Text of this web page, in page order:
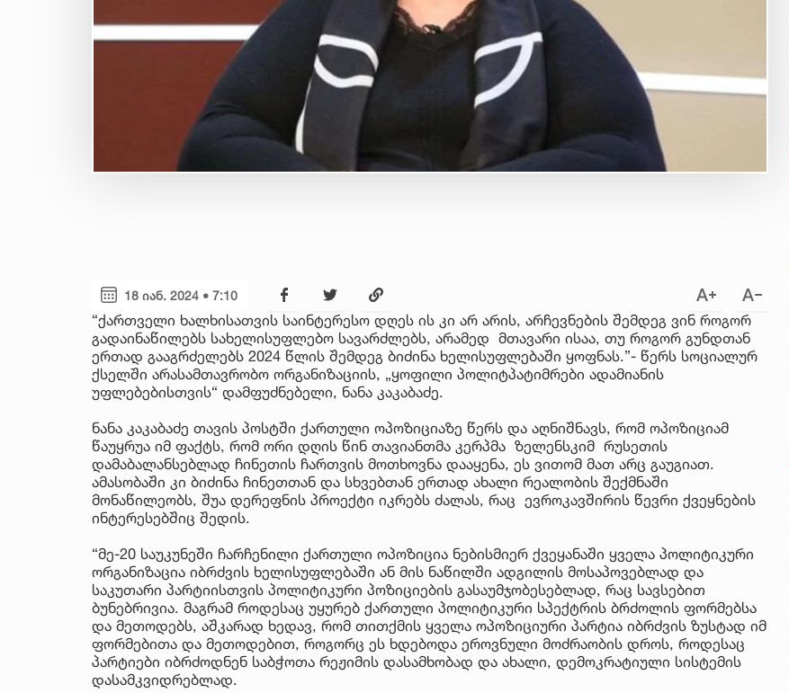
18 იან. 2024 • 7:10
“ქართველი ხალხისათვის საინტერესო დღეს ის კი არ არის, არჩევნების შემდეგ ვინ როგორ
გადაინაწილებს სახელისუფლებო სავარძლებს, არამედ მთავარი ისაა, თუ როგორ გუნდთან
ერთად გააგრძელებს 2024 წლის შემდეგ ბიძინა ხელისუფლებაში ყოფნას.”- წერს სოციალურ
ქსელში არასამთავრობო ორგანიზაციის, „ყოფილი პოლიტპატიმრები ადამიანის
უფლებებისთვის“ დამფუძნებელი, ნანა კაკაბაძე.
ნანა კაკაბაძე თავის პოსტში ქართული ოპოზიციაზე წერს და აღნიშნავს, რომ ოპოზიციამ
წაუყრუა იმ ფაქტს, რომ ორი დღის წინ თავიანთმა კერპმა ზელენსკიმ რუსეთის
დამაბალანსებლად ჩინეთის ჩართვის მოთხოვნა დააყენა, ეს ვითომ მათ არც გაუგიათ.
ამასობაში კი ბიძინა ჩინეთთან და სხვებთან ერთად ახალი რეალობის შექმნაში
მონაწილეობს, შუა დერეფნის პროექტი იკრებს ძალას, რაც ევროკავშირის წევრი ქვეყნების
ინტერესებშიც შედის.
“მე-20 საუკუნეში ჩარჩენილი ქართული ოპოზიცია ნებისმიერ ქვეყანაში ყველა პოლიტიკური
ორგანიზაცია იბრძვის ხელისუფლებაში ან მის ნაწილში ადგილის მოსაპოვებლად და
საკუთარი პარტიისთვის პოლიტიკური პოზიციების გასაუმჯობესებლად, რაც სავსებით
ბუნებრივია. მაგრამ როდესაც უყურებ ქართული პოლიტიკური სპექტრის ბრძოლის ფორმებსა
და მეთოდებს, აშკარად ხედავ, რომ თითქმის ყველა ოპოზიციური პარტია იბრძვის ზუსტად იმ
ფორმებითა და მეთოდებით, როგორც ეს ხდებოდა ეროვნული მოძრაობის დროს, როდესაც
პარტიები იბრძოდნენ საბჭოთა რეჟიმის დასამხობად და ახალი, დემოკრატიული სისტემის
დასამკვიდრებლად.